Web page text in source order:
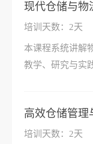
现代仓储与物
培训天数：2天
本课程系统讲解
教学、研究与实
高效仓储管理
培训天数：2天